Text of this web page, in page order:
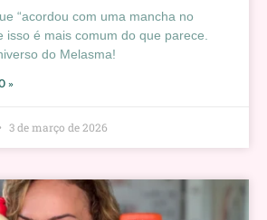
“acordou com uma mancha no
isso é mais comum do que parece.
do Melasma!
»
3 de março de 2026